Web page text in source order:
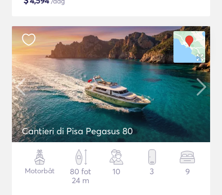
Cantieri di Pisa Pegasus 80
Motorbåt
80 fot
24 m
10 3 9